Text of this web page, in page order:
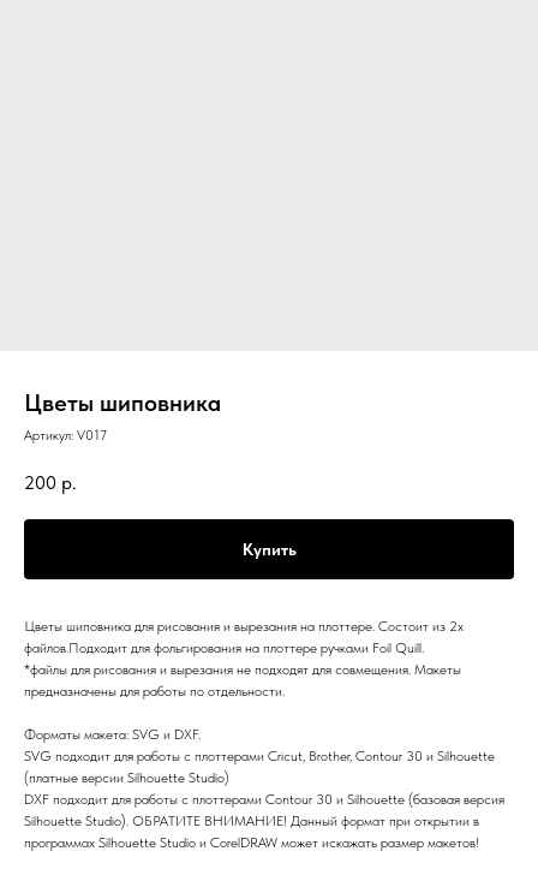
Цветы шиповника
Артикул: V017
200 р.
Купить
Цветы шиповника для рисования и вырезания на плоттере. Состоит из 2х
файлов.Подходит для фольгирования на плоттере ручками Foil Quill.
*файлы для рисования и вырезания не подходят для совмещения. Макеты
предназначены для работы по отдельности.
Форматы макета: SVG и DXF.
SVG подходит для работы с плоттерами Cricut, Brother, Contour 30 и Silhouette
(платные версии Silhouette Studio)
DXF подходит для работы с плоттерами Contour 30 и Silhouette (базовая версия
Silhouette Studio). ОБРАТИТЕ ВНИМАНИЕ! Данный формат при открытии в
программах Silhouette Studio и CorelDRAW может искажать размер макетов!